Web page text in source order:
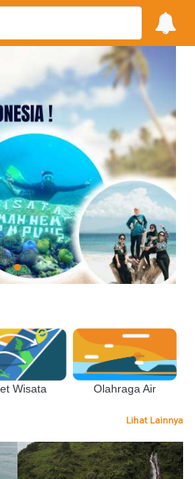
Wisata Olahraga Air
Lihat Lainnya